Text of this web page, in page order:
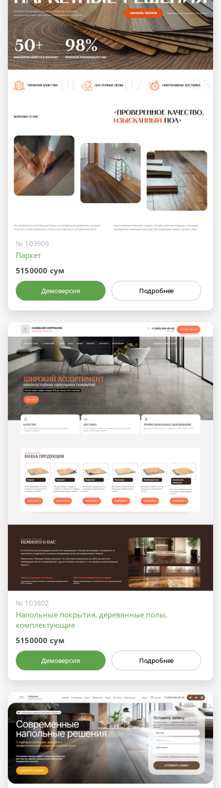
№ 103909
Паркет
5150000 сум
Демоверсия Подробнее
№ 103802
Напольные покрытия, деревянные полы,
комплектующие
5150000 сум
Демоверсия Подробнее